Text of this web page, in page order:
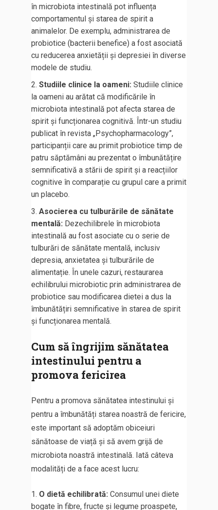
în microbiota intestinală pot influența
comportamentul și starea de spirit a
animalelor. De exemplu, administrarea de
probiotice (bacterii benefice) a fost asociată
cu reducerea anxietății și depresiei în diverse
modele de studiu.
Studiile clinice la oameni: Studiile clinice
la oameni au arătat că modificările în
microbiota intestinală pot afecta starea de
spirit și funcționarea cognitivă. Într-un studiu
publicat în revista „Psychopharmacology”,
participanții care au primit probiotice timp de
patru săptămâni au prezentat o îmbunătățire
semnificativă a stării de spirit și a reacțiilor
cognitive în comparație cu grupul care a primit
un placebo.
Asocierea cu tulburările de sănătate
mentală: Dezechilibrele în microbiota
intestinală au fost asociate cu o serie de
tulburări de sănătate mentală, inclusiv
depresia, anxietatea și tulburările de
alimentație. În unele cazuri, restaurarea
echilibrului microbiotic prin administrarea de
probiotice sau modificarea dietei a dus la
îmbunătățiri semnificative în starea de spirit
și funcționarea mentală.
Cum să îngrijim sănătatea
intestinului pentru a
promova fericirea
Pentru a promova sănătatea intestinului și
pentru a îmbunătăți starea noastră de fericire,
este important să adoptăm obiceiuri
sănătoase de viață și să avem grijă de
microbiota noastră intestinală. Iată câteva
modalități de a face acest lucru:
O dietă echilibrată: Consumul unei diete
bogate în fibre, fructe și legume proaspete,